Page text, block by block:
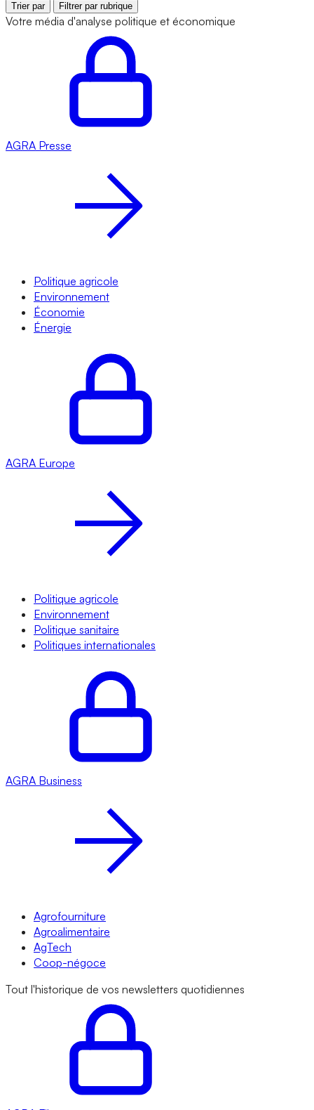
Trier par Filtrer par rubrique
Votre média d'analyse politique et économique
AGRA Presse
Politique agricole
Environnement
Économie
Énergie
AGRA Europe
Politique agricole
Environnement
Politique sanitaire
Politiques internationales
AGRA Business
Agrofourniture
Agroalimentaire
AgTech
Coop-négoce
Tout l'historique de vos newsletters quotidiennes